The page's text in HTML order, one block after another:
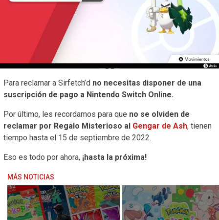
Para reclamar a Sirfetch’d no necesitas disponer de una
suscripción de pago a Nintendo Switch Online.
Por último, les recordamos para que no se olviden de
reclamar por Regalo Misterioso al Gengar de Ash, tienen
tiempo hasta el 15 de septiembre de 2022.
Eso es todo por ahora, ¡hasta la próxima!
MÁS NOTICIAS